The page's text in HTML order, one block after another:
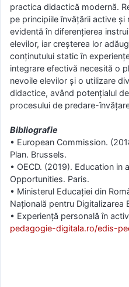
practica didactică modernă.
pe principiile învățării active
evidentă în diferențierea
elevilor, iar creșterea lor
conținutului static în
integrare efectivă necesită o
nevoile elevilor și o utilizare
didactice, având potențialul
procesului de predare-
Bibliografie
• European Commission.
Plan. Brussels.
• OECD. (2019). Education in
Opportunities. Paris.
• Ministerul Educației din
Națională pentru Digitalizarea
• Experiență personală în
pedagogie-digitala.ro/edis-